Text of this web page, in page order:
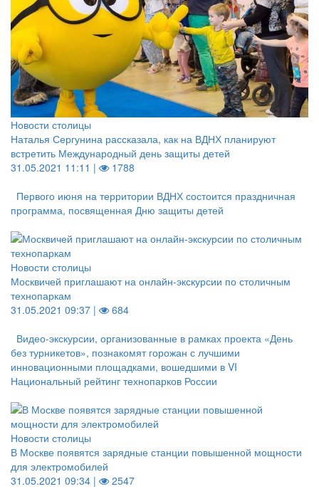
Новости столицы
Наталья Сергунина рассказала, как на ВДНХ планируют
встретить Международный день защиты детей
31.05.2021 11:11 |
1788
Первого июня на территории ВДНХ состоится праздничная
программа, посвященная Дню защиты детей
Новости столицы
Москвичей приглашают на онлайн-экскурсии по столичным
технопаркам
31.05.2021 09:37 |
684
Видео-экскурсии, организованные в рамках проекта «День
без турникетов», познакомят горожан с лучшими
инновационными площадками, вошедшими в VI
Национальный рейтинг технопарков России
Новости столицы
В Москве появятся зарядные станции повышенной мощности
для электромобилей
31.05.2021 09:34 |
2547